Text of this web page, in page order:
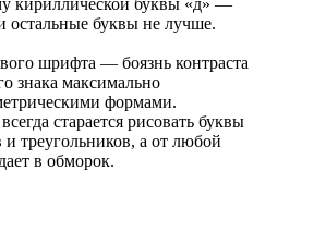
кириллической буквы «д» —
остальные буквы не лучше.
шрифта — боязнь контраста
знака максимально
формами.
старается рисовать буквы
и треугольников, а от любой
в обморок.